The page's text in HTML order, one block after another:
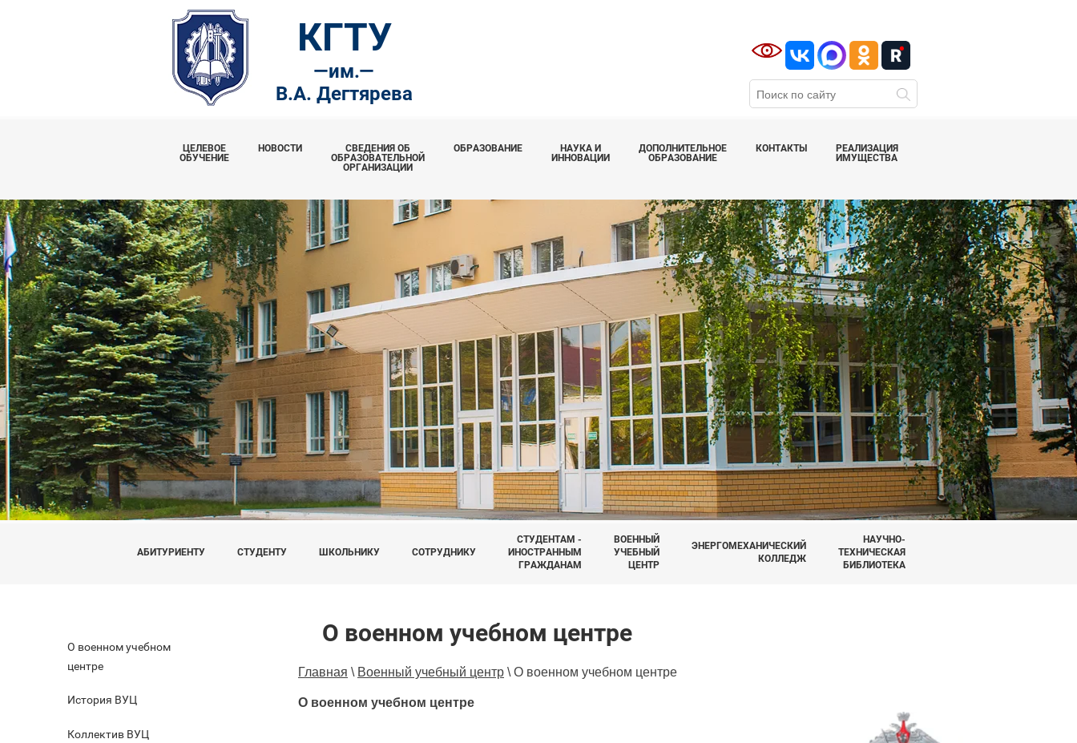
КГТУ
—им.—
В.А. Дегтярева
ЦЕЛЕВОЕ
ОБУЧЕНИЕ
НОВОСТИ
СВЕДЕНИЯ ОБ
ОБРАЗОВАТЕЛЬНОЙ
ОРГАНИЗАЦИИ
ОБРАЗОВАНИЕ
НАУКА И
ИННОВАЦИИ
ДОПОЛНИТЕЛЬНОЕ
ОБРАЗОВАНИЕ
КОНТАКТЫ
РЕАЛИЗАЦИЯ
ИМУЩЕСТВА
АБИТУРИЕНТУ СТУДЕНТУ ШКОЛЬНИКУ СОТРУДНИКУ
СТУДЕНТАМ -
ИНОСТРАННЫМ
ГРАЖДАНАМ
ВОЕННЫЙ
УЧЕБНЫЙ
ЦЕНТР
ЭНЕРГОМЕХАНИЧЕСКИЙ
КОЛЛЕДЖ
НАУЧНО-
ТЕХНИЧЕСКАЯ
БИБЛИОТЕКА
О военном учебном
центре
История ВУЦ
Коллектив ВУЦ
О военном учебном центре
Главная \ Военный учебный центр \ О военном учебном центре
О военном учебном центре